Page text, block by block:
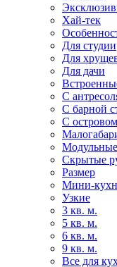
Хай-тек
Для студии
Для
Для дачи
С
С барной
С островом
Модульные
Скрытые
Размер
Мини-
Узкие
3 кв. м.
5 кв. м.
6 кв. м.
9 кв. м.
Все для